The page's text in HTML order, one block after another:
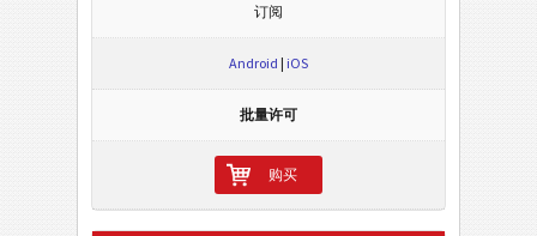
订阅
Android | iOS
批量许可
购买